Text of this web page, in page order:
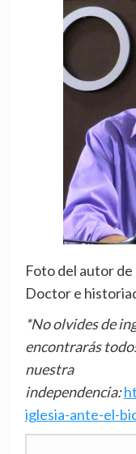
Foto del autor
Doctor e
*No olvides de
encontrarás
nuestra
independencia:
iglesia-ante-el-